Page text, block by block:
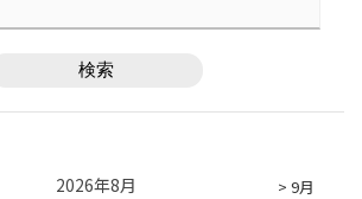
> 9月
2026年8月